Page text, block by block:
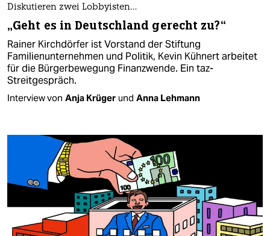
Diskutieren zwei Lobbyisten…
„Geht es in Deutschland gerecht zu?“
Rainer Kirchdörfer ist Vorstand der Stiftung
Familienunternehmen und Politik, Kevin Kühnert arbeitet
für die Bürgerbewegung Finanzwende. Ein taz-
Streitgespräch.
Interview von Anja Krüger und Anna Lehmann